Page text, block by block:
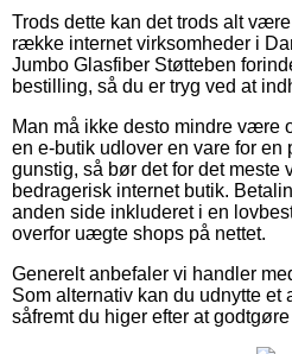
Trods dette kan det trods alt
række internet virksomheder i
Jumbo Glasfiber Støtteben
bestilling, så du er tryg ved at
Man må ikke desto mindre være
en e-butik udlover en vare for en
gunstig, så bør det for det meste
bedragerisk internet butik.
anden side inkluderet i en
overfor uægte shops på nettet.
Generelt anbefaler vi handler
Som alternativ kan du udnytte et
såfremt du higer efter at